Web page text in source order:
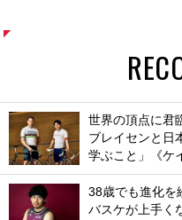
世界の頂点に君
ブレイセンと日
学ぶこと」《ケ
38歳でも進化を
バスケが上手く